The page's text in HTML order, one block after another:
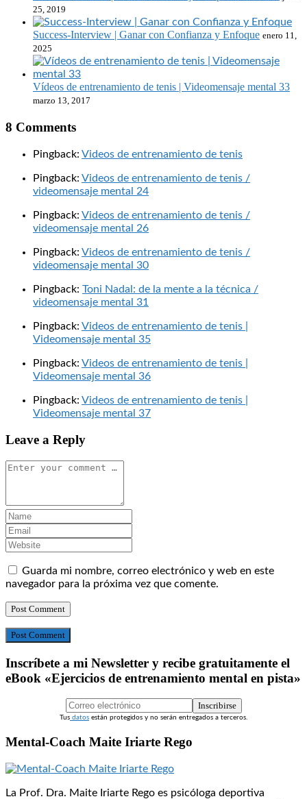
25, 2019
Success-Interview | Ganar con Confianza y Enfoque enero 11,
2025
Vídeos de entrenamiento de tenis | Videomensaje mental 33
marzo 13, 2017
8 Comments
Pingback: Videos de entrenamiento de tenis
Pingback: Videos de entrenamiento de tenis /
videomensaje mental 24
Pingback: Videos de entrenamiento de tenis /
videomensaje mental 26
Pingback: Videos de entrenamiento de tenis /
videomensaje mental 30
Pingback: Toni Nadal: de la mente a la técnica /
videomensaje mental 31
Pingback: Videos de entrenamiento de tenis |
Videomensaje mental 35
Pingback: Videos de entrenamiento de tenis |
Videomensaje mental 36
Pingback: Videos de entrenamiento de tenis |
Videomensaje mental 37
Leave a Reply
Guarda mi nombre, correo electrónico y web en este
navegador para la próxima vez que comente.
Post Comment
Inscríbete a mi Newsletter y recibe gratuitamente el
eBook «Ejercicios de entrenamiento mental en pista»
Inscribirse
Tus datos están protegidos y no serán entregados a terceros.
Mental-Coach Maite Iriarte Rego
La Prof. Dra. Maite Iriarte Rego es psicóloga deportiva